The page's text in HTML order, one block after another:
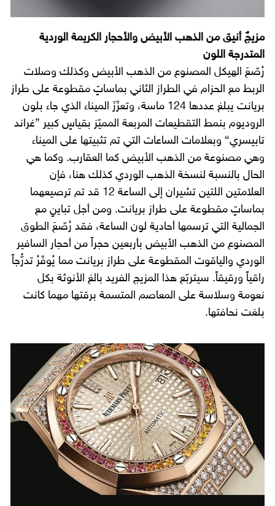
مزيجٌ أنيق من الذهب الأبيض والأحجار الكريمة الوردية
المتدرجة اللون
رُصّعَ الهيكل المصنوع من الذهب الأبيض وكذلك وصلات
الربط مع الحزام في الطراز الثاني بماساتٍ مقطوعة على طراز
بريانت يبلغ عددها 124 ماسة، وتعزّزَ الميناء الذي جاء بلون
الروديوم بنمط التقطيعات المربعة المميّز بقياسٍ كبير ”غراند
تابيسري“ وبعلامات الساعات التي تم تثبيتها على الميناء
وهي مصنوعة من الذهب الأبيض كما العقارب. وكما هي
الحال بالنسبة لنسخة الذهب الوردي كذلك هنا، فإن
العلامتين اللتين تشيران إلى الساعة 12 قد تم ترصيعهما
بماساتٍ مقطوعة على طراز بريانت. ومن أجل تباينٍ مع
الجمالية التي ترسمها أحادية لون الساعة، فقد رُصّعَ الطوق
المصنوع من الذهب الأبيض بأربعين حجراً من أحجار السافير
الوردي والياقوت المقطوعة على طراز بريانت مما يُوفّرُ تدرُّجاً
راقياً ورقيقاً. سيتربّع هذا المزيج الفريد بالغ الأنوثة بكل
نعومة وسلاسة على المعاصم المتسمة برقتها مهما كانت
بلغت نحافتها.